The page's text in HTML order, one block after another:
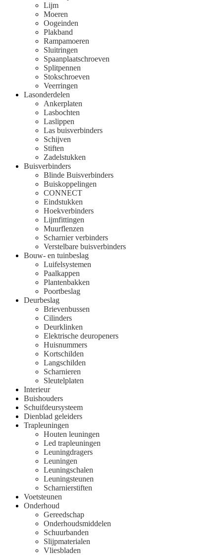
Lijm
Moeren
Oogeinden
Plakband
Rampamoeren
Sluitringen
Spaanplaatschroeven
Splitpennen
Stokschroeven
Veerringen
Lasonderdelen
Ankerplaten
Lasbochten
Laslippen
Las buisverbinders
Schijven
Stiften
Zadelstukken
Buisverbinders
Blinde Buisverbinders
Buiskoppelingen
CONNECT
Eindstukken
Hoekverbinders
Lijmfittingen
Muurflenzen
Scharnier verbinders
Verstelbare buisverbinders
Bouw- en tuinbeslag
Luifelsystemen
Paalkappen
Plantenbakken
Poortbeslag
Deurbeslag
Brievenbussen
Cilinders
Deurklinken
Elektrische deuropeners
Huisnummers
Kortschilden
Langschilden
Scharnieren
Sleutelplaten
Interieur
Buishouders
Schuifdeursysteem
Dienblad geleiders
Trapleuningen
Houten leuningen
Led trapleuningen
Leuningdragers
Leuningen
Leuningschalen
Leuningsteunen
Scharnierstiften
Voetsteunen
Onderhoud
Gereedschap
Onderhoudsmiddelen
Schuurbanden
Slijpmaterialen
Vliesbladen